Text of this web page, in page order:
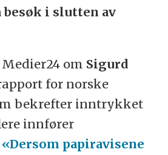
besøk i slutten av
om Sigurd
for norske
bekrefter inntrykket
innfører
«Dersom papiravisene